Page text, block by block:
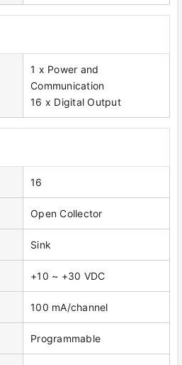
1 x Power and
Communication
16 x Digital Output
16
Open Collector
Sink
+10 ~ +30 VDC
100 mA/channel
Programmable